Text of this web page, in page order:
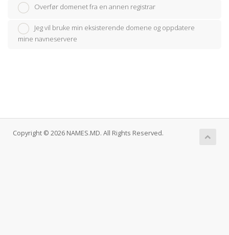
Overfør domenet fra en annen registrar
Jeg vil bruke min eksisterende domene og oppdatere
mine navneservere
Copyright © 2026 NAMES.MD. All Rights Reserved.